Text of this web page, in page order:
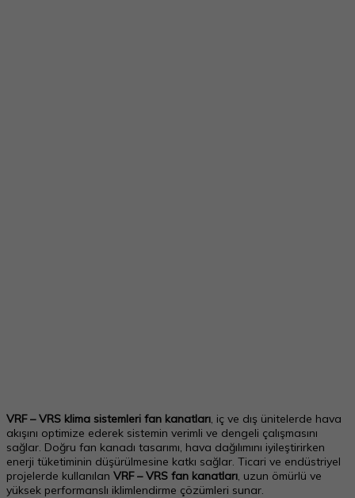
VRF – VRS klima sistemleri fan kanatları, iç ve dış ünitelerde hava
akışını optimize ederek sistemin verimli ve dengeli çalışmasını
sağlar. Doğru fan kanadı tasarımı, hava dağılımını iyileştirirken
enerji tüketiminin düşürülmesine katkı sağlar. Ticari ve endüstriyel
projelerde kullanılan VRF – VRS fan kanatları, uzun ömürlü ve
yüksek performanslı iklimlendirme çözümleri sunar.